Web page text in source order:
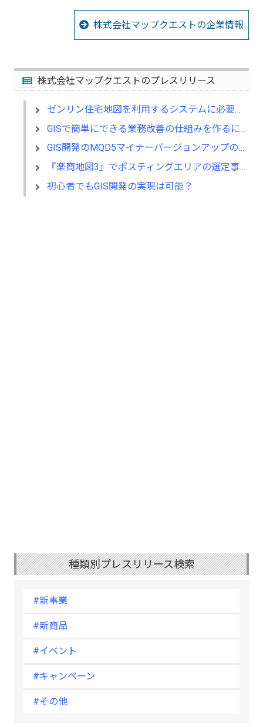
株式会社マップクエストの企業情報
株式会社マップクエストのプレスリリース
ゼンリン住宅地図を利用するシステムに必要なこと
GISで簡単にできる業務改善の仕組みを作るには
GIS開発のMQD5マイナーバージョンアップのお知らせ ～GISのマップクエスト～
『楽商地図3』でポスティングエリアの選定事例を紹介
初心者でもGIS開発の実現は可能？
種類別プレスリリース検索
#新事業
#新商品
#イベント
#キャンペーン
#その他